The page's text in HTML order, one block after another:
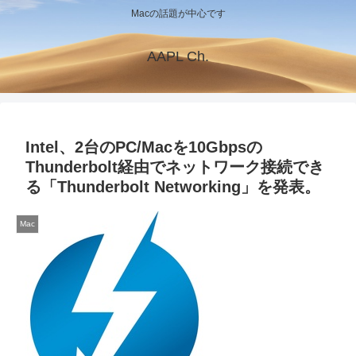
Macの話題が中心です
AAPL Ch.
Intel、2台のPC/Macを10Gbpsの
Thunderbolt経由でネットワーク接続でき
る「Thunderbolt Networking」を発表。
Mac